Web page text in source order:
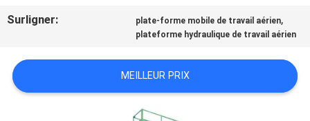
NOUS
CONTACTER
NOUVELLES
Surligner: plate-forme mobile de travail aérien,
plateforme hydraulique de travail aérien
MEILLEUR PRIX